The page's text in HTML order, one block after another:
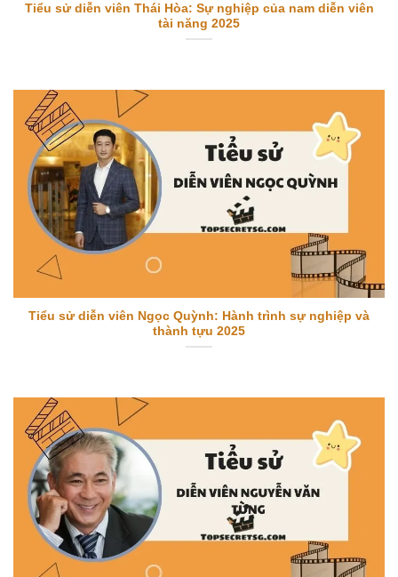
Tiểu sử diễn viên Thái Hòa: Sự nghiệp của nam diễn viên
tài năng 2025
Tiểu sử diễn viên Ngọc Quỳnh: Hành trình sự nghiệp và
thành tựu 2025